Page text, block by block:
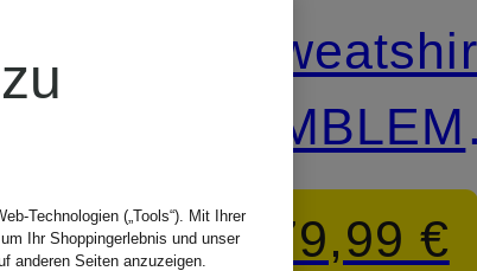
EMBLEM
CREW
79,99 €
Technologien („Tools“). Mit Ihrer
Ihr Shoppingerlebnis und unser
anderen Seiten anzuzeigen.